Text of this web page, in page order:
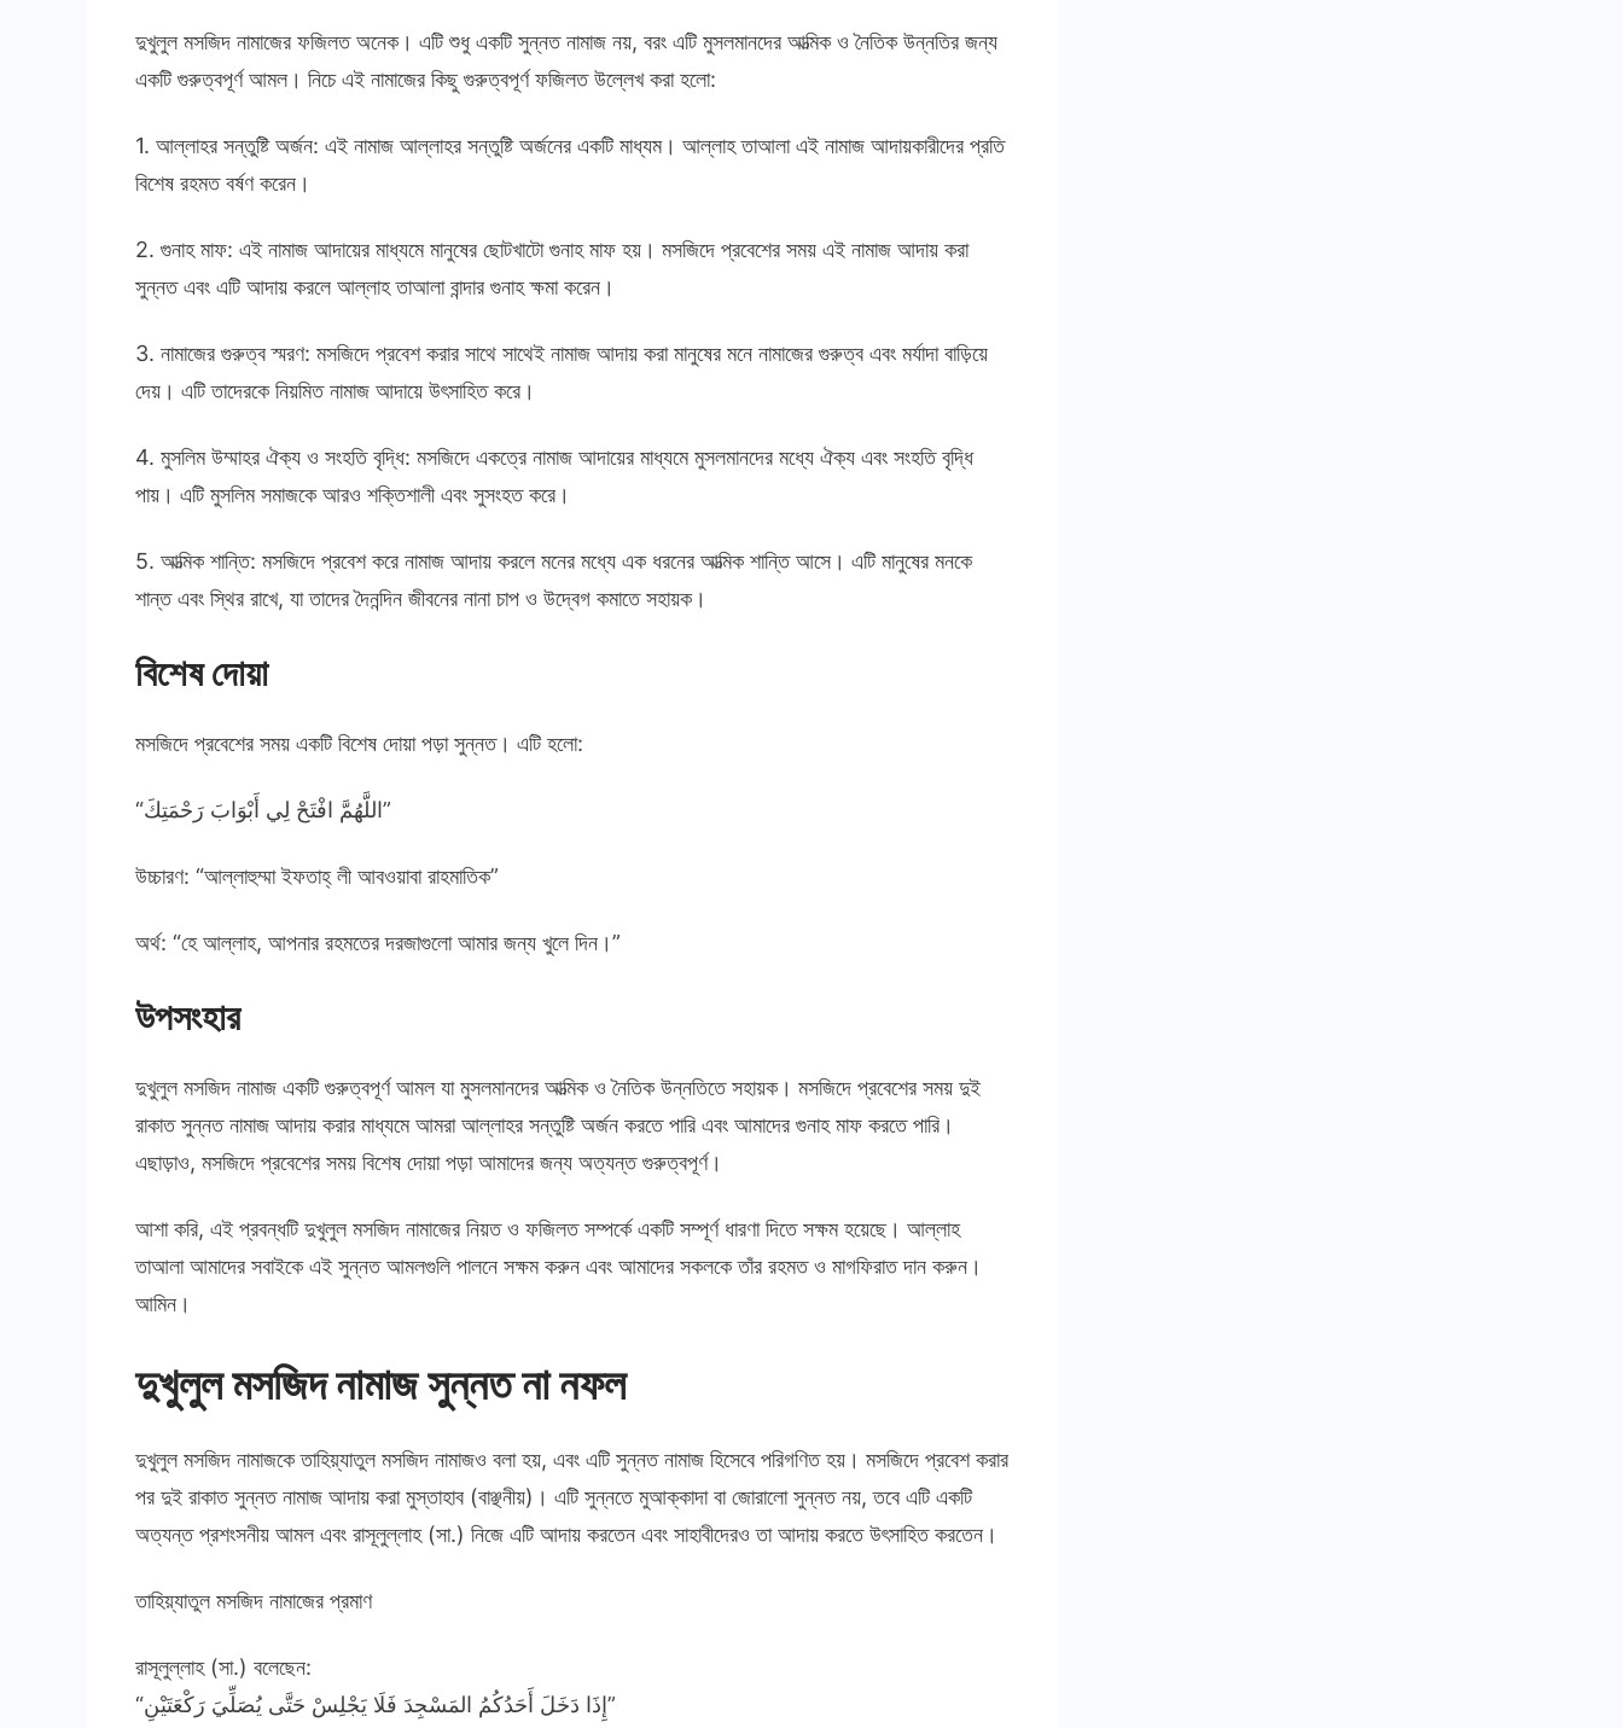
দুখুলুল মসজিদ নামাজের ফজিলত অনেক। এটি শুধু একটি সুন্নত নামাজ নয়, বরং এটি মুসলমানদের আত্মিক ও নৈতিক উন্নতির জন্য
একটি গুরুত্বপূর্ণ আমল। নিচে এই নামাজের কিছু গুরুত্বপূর্ণ ফজিলত উল্লেখ করা হলো:
1. আল্লাহর সন্তুষ্টি অর্জন: এই নামাজ আল্লাহর সন্তুষ্টি অর্জনের একটি মাধ্যম। আল্লাহ তাআলা এই নামাজ আদায়কারীদের প্রতি
বিশেষ রহমত বর্ষণ করেন।
2. গুনাহ মাফ: এই নামাজ আদায়ের মাধ্যমে মানুষের ছোটখাটো গুনাহ মাফ হয়। মসজিদে প্রবেশের সময় এই নামাজ আদায় করা
সুন্নত এবং এটি আদায় করলে আল্লাহ তাআলা বান্দার গুনাহ ক্ষমা করেন।
3. নামাজের গুরুত্ব স্মরণ: মসজিদে প্রবেশ করার সাথে সাথেই নামাজ আদায় করা মানুষের মনে নামাজের গুরুত্ব এবং মর্যাদা বাড়িয়ে
দেয়। এটি তাদেরকে নিয়মিত নামাজ আদায়ে উৎসাহিত করে।
4. মুসলিম উম্মাহর ঐক্য ও সংহতি বৃদ্ধি: মসজিদে একত্রে নামাজ আদায়ের মাধ্যমে মুসলমানদের মধ্যে ঐক্য এবং সংহতি বৃদ্ধি
পায়। এটি মুসলিম সমাজকে আরও শক্তিশালী এবং সুসংহত করে।
5. আত্মিক শান্তি: মসজিদে প্রবেশ করে নামাজ আদায় করলে মনের মধ্যে এক ধরনের আত্মিক শান্তি আসে। এটি মানুষের মনকে
শান্ত এবং স্থির রাখে, যা তাদের দৈনন্দিন জীবনের নানা চাপ ও উদ্বেগ কমাতে সহায়ক।
বিশেষ দোয়া
মসজিদে প্রবেশের সময় একটি বিশেষ দোয়া পড়া সুন্নত। এটি হলো:
“اللَّهُمَّ افْتَحْ لِي أَبْوَابَ رَحْمَتِكَ”
উচ্চারণ: “আল্লাহুম্মা ইফতাহ্‌ লী আবওয়াবা রাহমাতিক”
অর্থ: “হে আল্লাহ, আপনার রহমতের দরজাগুলো আমার জন্য খুলে দিন।”
উপসংহার
দুখুলুল মসজিদ নামাজ একটি গুরুত্বপূর্ণ আমল যা মুসলমানদের আত্মিক ও নৈতিক উন্নতিতে সহায়ক। মসজিদে প্রবেশের সময় দুই
রাকাত সুন্নত নামাজ আদায় করার মাধ্যমে আমরা আল্লাহর সন্তুষ্টি অর্জন করতে পারি এবং আমাদের গুনাহ মাফ করতে পারি।
এছাড়াও, মসজিদে প্রবেশের সময় বিশেষ দোয়া পড়া আমাদের জন্য অত্যন্ত গুরুত্বপূর্ণ।
আশা করি, এই প্রবন্ধটি দুখুলুল মসজিদ নামাজের নিয়ত ও ফজিলত সম্পর্কে একটি সম্পূর্ণ ধারণা দিতে সক্ষম হয়েছে। আল্লাহ
তাআলা আমাদের সবাইকে এই সুন্নত আমলগুলি পালনে সক্ষম করুন এবং আমাদের সকলকে তাঁর রহমত ও মাগফিরাত দান করুন।
আমিন।
দুখুলুল মসজিদ নামাজ সুন্নত না নফল
দুখুলুল মসজিদ নামাজকে তাহিয়্যাতুল মসজিদ নামাজও বলা হয়, এবং এটি সুন্নত নামাজ হিসেবে পরিগণিত হয়। মসজিদে প্রবেশ করার
পর দুই রাকাত সুন্নত নামাজ আদায় করা মুস্তাহাব (বাঞ্ছনীয়)। এটি সুন্নতে মুআক্কাদা বা জোরালো সুন্নত নয়, তবে এটি একটি
অত্যন্ত প্রশংসনীয় আমল এবং রাসূলুল্লাহ (সা.) নিজে এটি আদায় করতেন এবং সাহাবীদেরও তা আদায় করতে উৎসাহিত করতেন।
তাহিয়্যাতুল মসজিদ নামাজের প্রমাণ
রাসূলুল্লাহ (সা.) বলেছেন:
“إِذَا دَخَلَ أَحَدُكُمُ المَسْجِدَ فَلَا يَجْلِسْ حَتَّى يُصَلِّيَ رَكْعَتَيْنِ”